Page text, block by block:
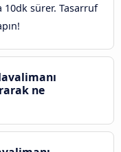
10dk sürer. Tasarruf
ne